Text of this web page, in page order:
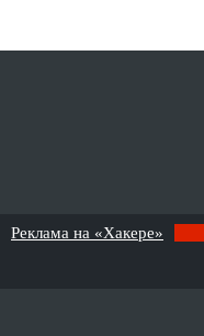
Реклама на «Хакере»